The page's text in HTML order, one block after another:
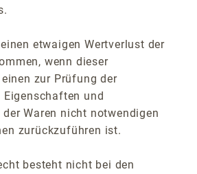
etwaigen Wertverlust der
wenn dieser
zur Prüfung der
und
Waren nicht notwendigen
zurückzuführen ist.
besteht nicht bei den